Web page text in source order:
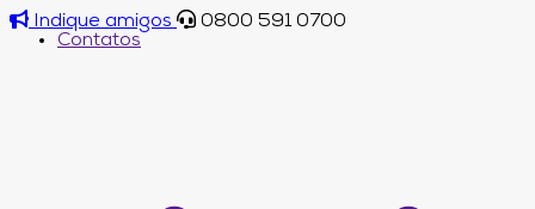
Indique amigos
0800 591 0700
Contatos